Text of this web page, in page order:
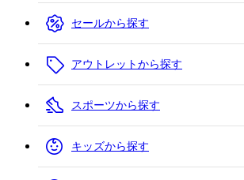
セールから探す
アウトレットから探す
スポーツから探す
キッズから探す